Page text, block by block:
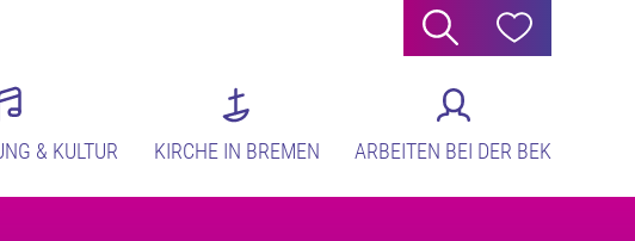
Suche Hilfe
& KULTUR KIRCHE IN BREMEN ARBEITEN BEI DER BEK